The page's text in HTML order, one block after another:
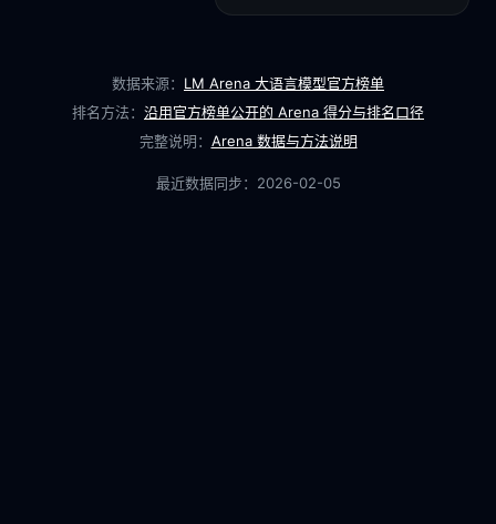
数据来源： LM Arena 大语言模型官方榜单
排名方法： 沿用官方榜单公开的 Arena 得分与排名口径
完整说明： Arena 数据与方法说明
最近数据同步： 2026-02-05